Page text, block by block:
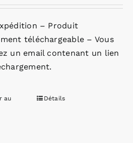
– Produit
téléchargeable – Vous
un email contenant un lien
au
Détails